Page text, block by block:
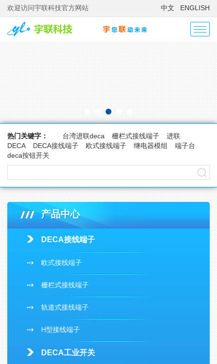
欢迎访问宇联科技官方网站 中文 ENGLISH
热门关键字： 台湾进联deca 栅栏式接线端子
进联
DECA
DECA接线端子 欧式接线端子 继电器模组
端子台
deca按钮开关
产品中心
DECA接线端子
欧式接线端子
栅栏式接线端子
轨道式接线端子
H型接线端子
DECA工业开关